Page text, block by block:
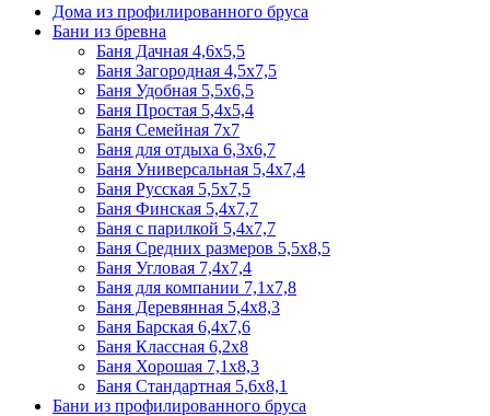
Дома из профилированного бруса
Бани из бревна
Баня Дачная 4,6х5,5
Баня Загородная 4,5х7,5
Баня Удобная 5,5х6,5
Баня Простая 5,4х5,4
Баня Семейная 7х7
Баня для отдыха 6,3х6,7
Баня Универсальная 5,4х7,4
Баня Русская 5,5х7,5
Баня Финская 5,4х7,7
Баня с парилкой 5,4х7,7
Баня Средних размеров 5,5х8,5
Баня Угловая 7,4х7,4
Баня для компании 7,1х7,8
Баня Деревянная 5,4х8,3
Баня Барская 6,4х7,6
Баня Классная 6,2х8
Баня Хорошая 7,1х8,3
Баня Стандартная 5,6х8,1
Бани из профилированного бруса